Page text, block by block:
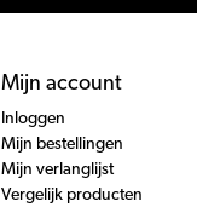
Mijn account
Inloggen
Mijn bestellingen
Mijn verlanglijst
Vergelijk producten